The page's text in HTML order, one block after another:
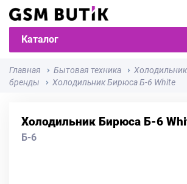
Каталог
Главная Бытовая техника
бренды
Холодильник Бирюса Б-6 White
Холодильник Бирюса Б-6
Б-6